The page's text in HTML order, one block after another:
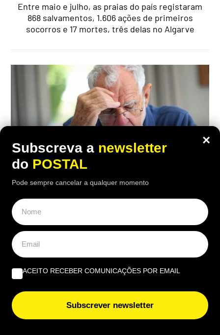
Entre maio e julho, as praias do país registaram
868 salvamentos, 1.606 ações de primeiros
socorros e 17 mortes, três delas no Algarve
Carpinteiro reformado de 91 anos com
incapacidade vê Segurança Social
recusar-lhe subida da pensão de 850€
para 1.547€: caso foi ‘parar’ a tribunal
Justiça espanhola recusou aumentar a pensão de
×
Subscreva a newsletter
do POSTAL
Pode sempre cancelar a qualquer momento
ACEITO RECEBER COMUNICAÇÕES POR EMAIL
Subscrever newsletter